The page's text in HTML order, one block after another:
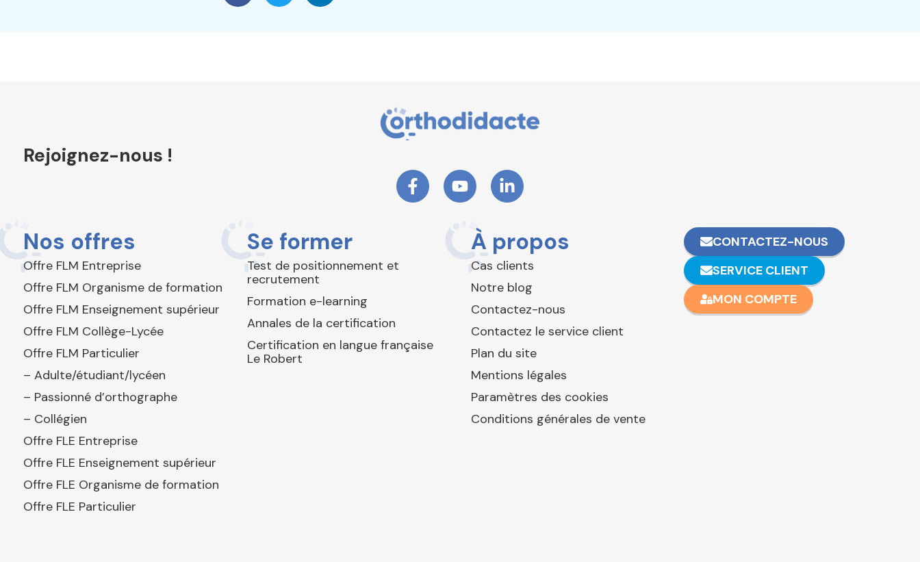
Rejoignez-nous !
Nos offres
Offre FLM Entreprise
Offre FLM Organisme de formation
Offre FLM Enseignement supérieur
Offre FLM Collège-Lycée
Offre FLM Particulier
– Adulte/étudiant/lycéen
– Passionné d’orthographe
– Collégien
Offre FLE Entreprise
Offre FLE Enseignement supérieur
Offre FLE Organisme de formation
Offre FLE Particulier
Se former
Test de positionnement et
recrutement
Formation e-learning
Annales de la certification
Certification en langue française
Le Robert
À propos
Cas clients
Notre blog
Contactez-nous
Contactez le service client
Plan du site
Mentions légales
Paramètres des cookies
Conditions générales de vente
CONTACTEZ-NOUS
SERVICE CLIENT
MON COMPTE